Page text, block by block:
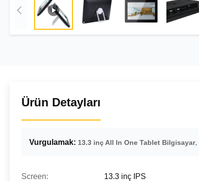
Ürün Detayları
Vurgulamak: 13.3 inç All In One Tablet Bilgisayar,
Screen: 13.3 inç IPS